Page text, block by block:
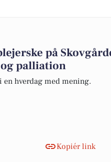
på
palliation
hverdag med mening.
Kopiér link